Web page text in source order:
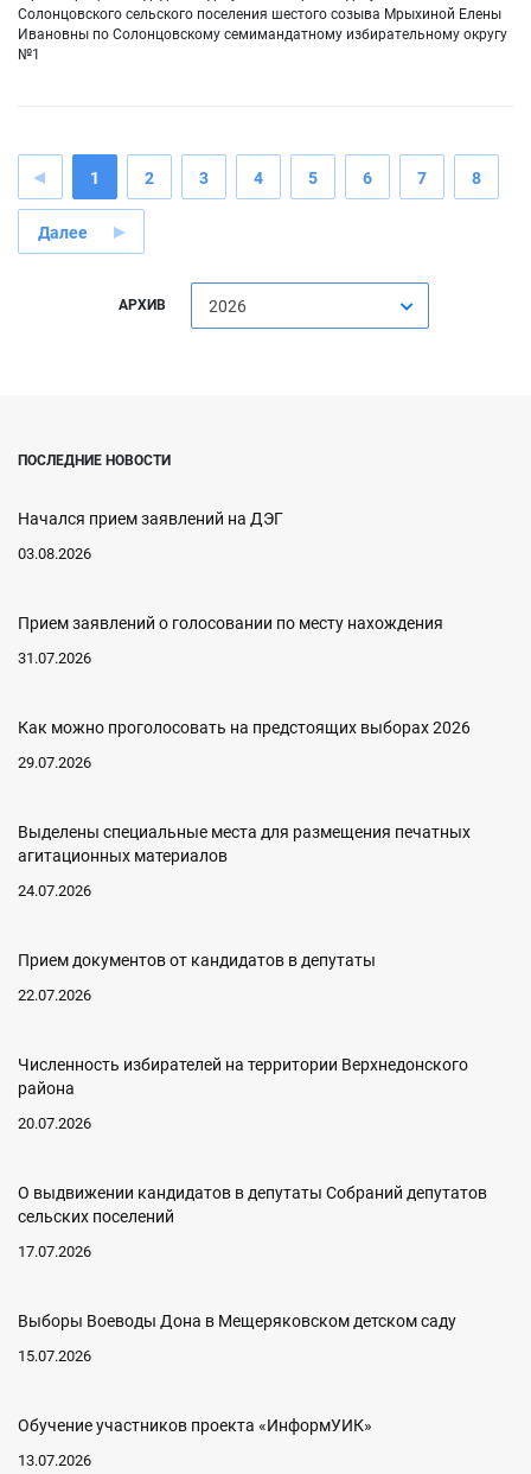
Солонцовского сельского поселения шестого созыва Мрыхиной Елены
Ивановны по Солонцовскому семимандатному избирательному округу
№1
1 2 3 4 5 6 7 8
Далее
АРХИВ 2026
ПОСЛЕДНИЕ НОВОСТИ
Начался прием заявлений на ДЭГ
03.08.2026
Прием заявлений о голосовании по месту нахождения
31.07.2026
Как можно проголосовать на предстоящих выборах 2026
29.07.2026
Выделены специальные места для размещения печатных
агитационных материалов
24.07.2026
Прием документов от кандидатов в депутаты
22.07.2026
Численность избирателей на территории Верхнедонского
района
20.07.2026
О выдвижении кандидатов в депутаты Собраний депутатов
сельских поселений
17.07.2026
Выборы Воеводы Дона в Мещеряковском детском саду
15.07.2026
Обучение участников проекта «ИнформУИК»
13.07.2026